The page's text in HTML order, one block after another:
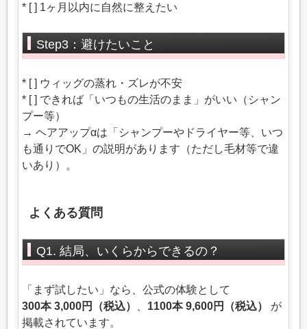
* [ ] 1ヶ月以内に自然に整えたい
Step3：避けたいこと
* [ ] ウィッグの蒸れ・ズレが不安
* [ ] できれば「いつもの生活のまま」がいい（シャン
プー等）
→ ヘアアップαは「シャンプーやドライヤー等、いつ
も通りでOK」の説明があります（ただし毛材等で違
いあり）。
よくある質問
Q1. 結局、いくらからできるの？
「まず試したい」なら、公式の体験として
300本 3,000円（税込）
1100本 9,600円（税込）
が
掲載されています。